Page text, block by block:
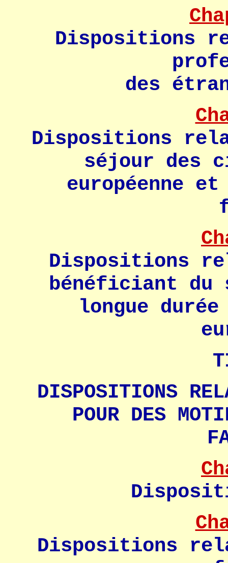
Dispositions
des
Dispositions
séjour des
européenne
Dispositions
bénéficiant du
longue
DISPOSITIONS
POUR DES
Dispositions